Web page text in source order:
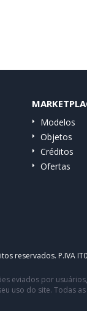
Modelos
Objetos
Créditos
Ofertas
reservados. P.IVA
eviados por
uso do site. Todas